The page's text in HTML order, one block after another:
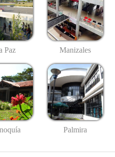
Paz Manizales
Palmira